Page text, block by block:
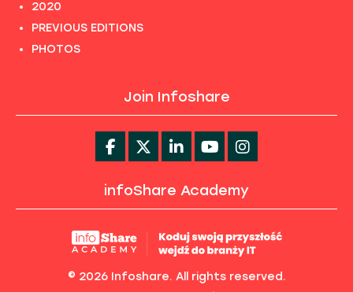
2020
PREVIOUS EDITIONS
PHOTOS
Join Infoshare
infoShare Academy
© 2026 Infoshare. All rights reserved.